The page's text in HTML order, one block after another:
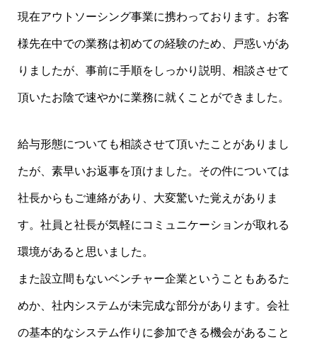
現在アウトソーシング事業に携わっております。お客
様先在中での業務は初めての経験のため、戸惑いがあ
りましたが、事前に手順をしっかり説明、相談させて
頂いたお陰で速やかに業務に就くことができました。
給与形態についても相談させて頂いたことがありまし
たが、素早いお返事を頂けました。その件については
社長からもご連絡があり、大変驚いた覚えがありま
す。社員と社長が気軽にコミュニケーションが取れる
環境があると思いました。
また設立間もないベンチャー企業ということもあるた
めか、社内システムが未完成な部分があります。会社
の基本的なシステム作りに参加できる機会があること